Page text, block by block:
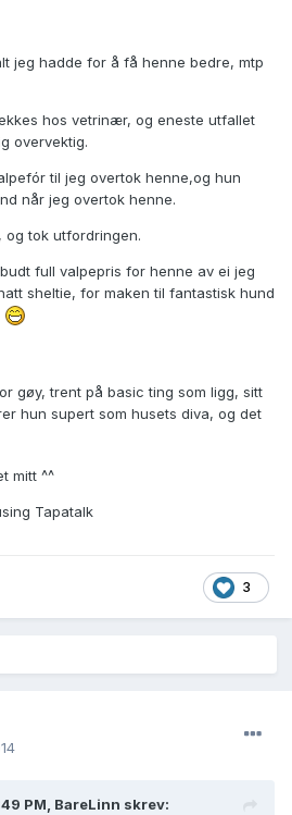
jeg hadde for å få henne bedre, mtp
hos vetrinær, og eneste utfallet
overvektig.
til jeg overtok henne,og hun
når jeg overtok henne.
og tok utfordringen.
full valpepris for henne av ei jeg
sheltie, for maken til fantastisk hund
gøy, trent på basic ting som ligg, sitt
hun supert som husets diva, og det
mitt ^^
Tapatalk
3
PM, BareLinn skrev: